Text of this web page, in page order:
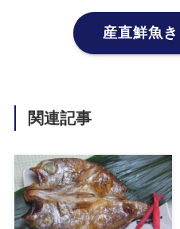
産直鮮魚
関連記事